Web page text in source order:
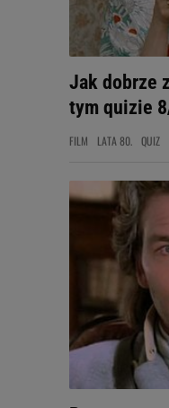
Jak dobrze
tym quizie
FILM LATA 80. QUIZ